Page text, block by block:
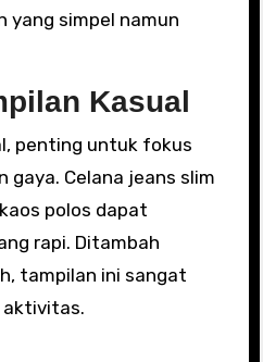
yang simpel namun
Kasual
penting untuk fokus
gaya. Celana jeans slim
polos dapat
rapi. Ditambah
tampilan ini sangat
aktivitas.